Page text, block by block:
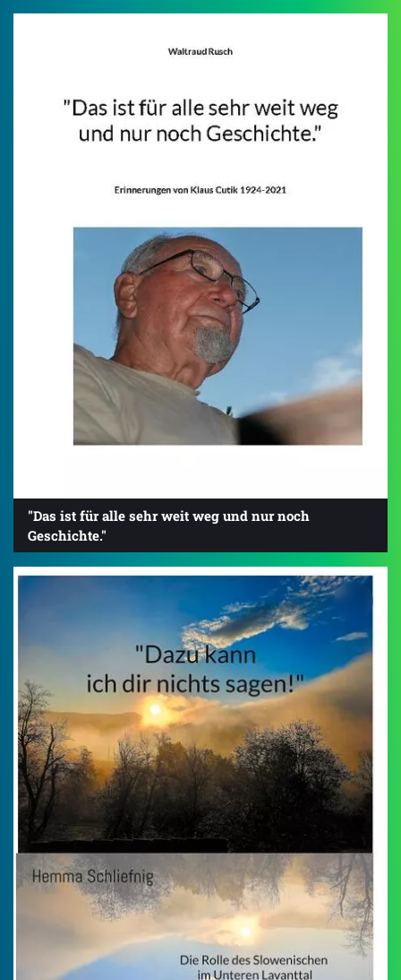
"Das ist für alle sehr weit weg und nur noch
Geschichte."